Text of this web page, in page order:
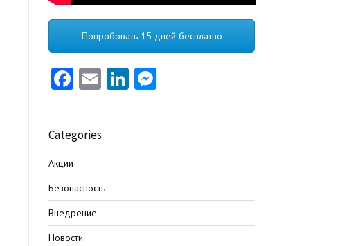
Попробовать 15 дней бесплатно
Facebook
EmailLinkedIn
Messenger
Categories
Акции
Безопасность
Внедрение
Новости